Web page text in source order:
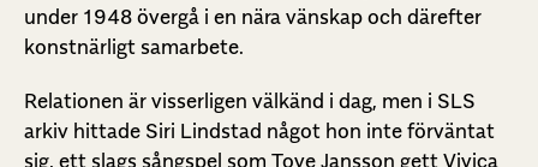
under 1948 övergå i en nära vänskap och därefter
konstnärligt samarbete.
Relationen är visserligen välkänd i dag, men i SLS
arkiv hittade Siri Lindstad något hon inte förväntat
sig, ett slags sångspel som Tove Jansson gett Vivica